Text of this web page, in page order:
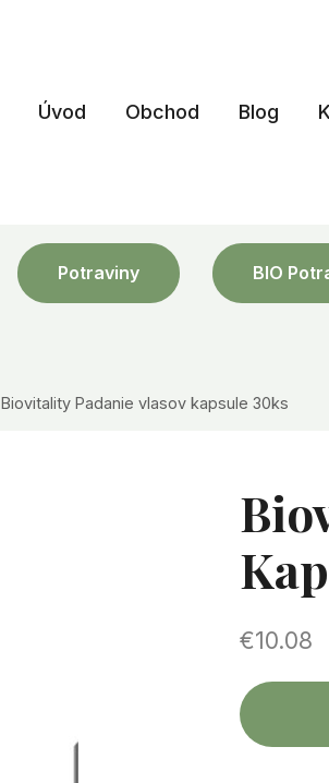
Úvod Obchod Blog
Potraviny BIO
Biovitality Padanie vlasov kapsule 30ks
€10.08